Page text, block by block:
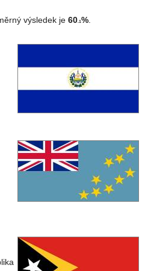
výsledek je 60 .1 %